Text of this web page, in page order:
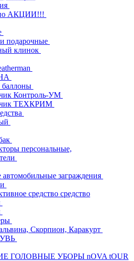
по АКЦИИ!!!
подарочные
клинок
баллоны
Контроль-УМ
ТЕХКРИМ
персональные,
заграждения
средство средство
Скорпион, Каракурт
ГОЛОВНЫЕ УБОРЫ nOVA tOUR